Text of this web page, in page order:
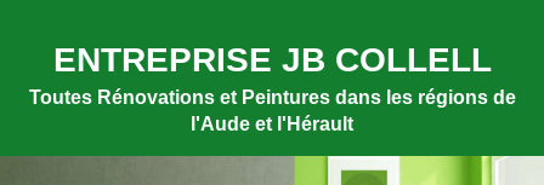
ENTREPRISE JB COLLELL
Toutes Rénovations et Peintures dans les régions de
l'Aude et l'Hérault